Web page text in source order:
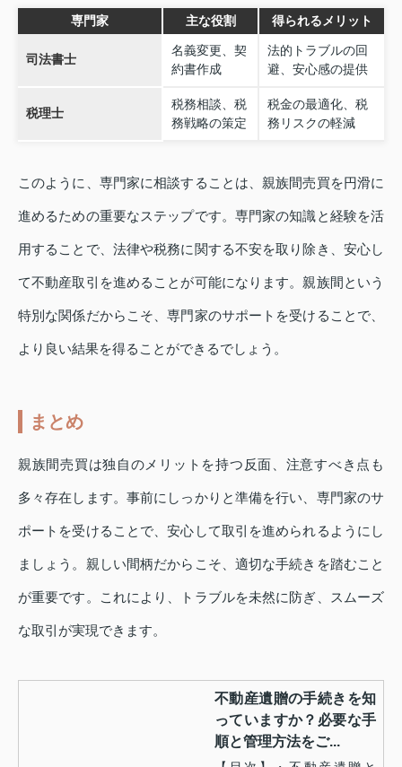
専門家 主な役割 得られるメリット
司法書士
名義変更、契
約書作成
法的トラブルの回
避、安心感の提供
税理士
税務相談、税
務戦略の策定
税金の最適化、税
務リスクの軽減
このように、専門家に相談することは、親族間売買を円滑に
進めるための重要なステップです。専門家の知識と経験を活
用することで、法律や税務に関する不安を取り除き、安心し
て不動産取引を進めることが可能になります。親族間という
特別な関係だからこそ、専門家のサポートを受けることで、
より良い結果を得ることができるでしょう。
まとめ
親族間売買は独自のメリットを持つ反面、注意すべき点も
多々存在します。事前にしっかりと準備を行い、専門家のサ
ポートを受けることで、安心して取引を進められるようにし
ましょう。親しい間柄だからこそ、適切な手続きを踏むこと
が重要です。これにより、トラブルを未然に防ぎ、スムーズ
な取引が実現できます。
不動産遺贈の手続きを知
っていますか？必要な手
順と管理方法をご...